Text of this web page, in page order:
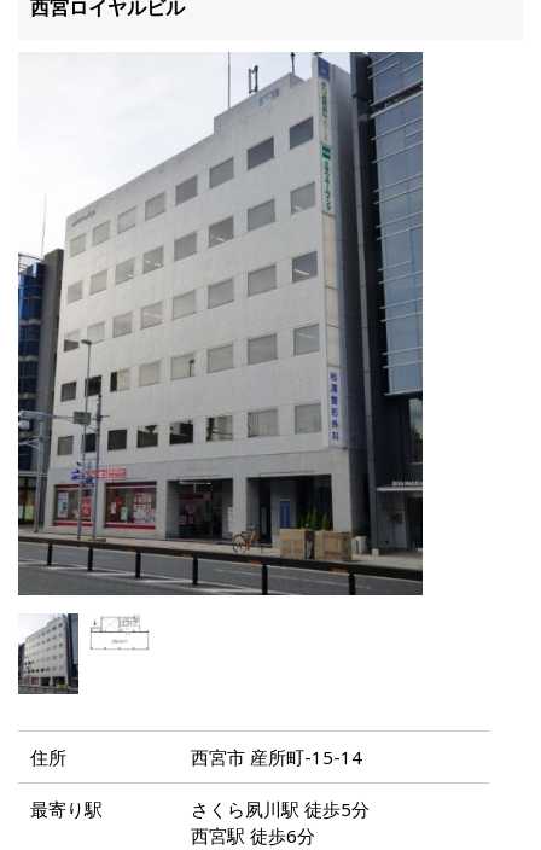
西宮ロイヤルビル
住所 西宮市 産所町-15-14
最寄り駅
さくら夙川駅 徒歩5分
西宮駅 徒歩6分